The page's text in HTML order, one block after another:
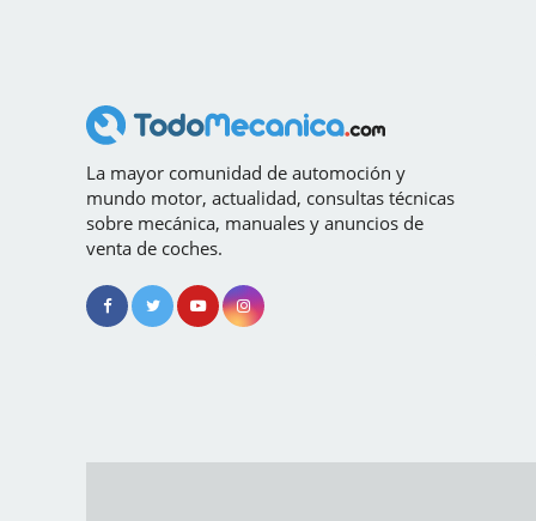
La mayor comunidad de automoción y
mundo motor, actualidad, consultas técnicas
sobre mecánica, manuales y anuncios de
venta de coches.